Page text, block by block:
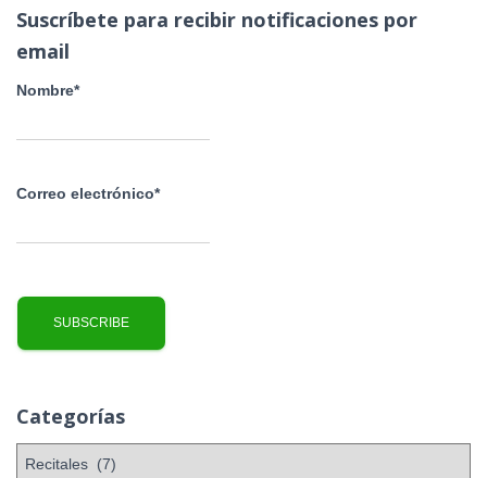
r
:
Suscríbete para recibir notificaciones por
email
Nombre*
Correo electrónico*
Categorías